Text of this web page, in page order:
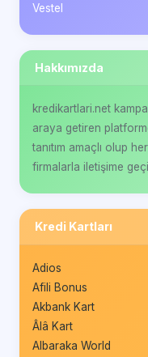
Vestel
Hakkımızda
kredikartlari.net
araya getiren
tanıtım amaçlı olup
firmalarla iletişime
Kredi Kartları
Adios
Afili Bonus
Akbank Kart
Âlâ Kart
Albaraka World